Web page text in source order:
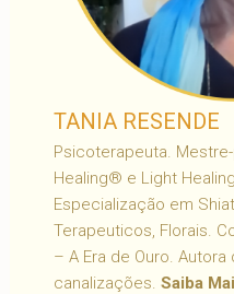
TANIA RESENDE
Psicoterapeuta.
Healing® e Light
Especialização em
Terapeuticos, Florais.
– A Era de Ouro.
canalizações. Saiba